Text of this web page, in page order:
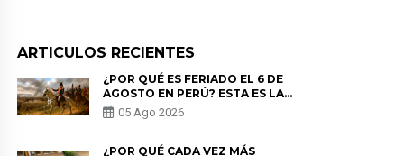
ARTICULOS RECIENTES
¿POR QUÉ ES FERIADO EL 6 DE
AGOSTO EN PERÚ? ESTA ES LA
HISTORIA
05 Ago 2026
¿POR QUÉ CADA VEZ MÁS